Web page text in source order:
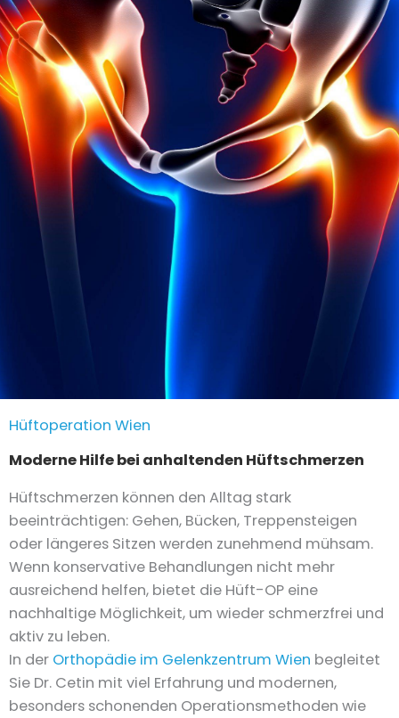
Hüftoperation Wien
Moderne Hilfe bei anhaltenden Hüftschmerzen
Hüftschmerzen können den Alltag stark
beeinträchtigen: Gehen, Bücken, Treppensteigen
oder längeres Sitzen werden zunehmend mühsam.
Wenn konservative Behandlungen nicht mehr
ausreichend helfen, bietet die Hüft-OP eine
nachhaltige Möglichkeit, um wieder schmerzfrei und
aktiv zu leben.
In der Orthopädie im Gelenkzentrum Wien begleitet
Sie Dr. Cetin mit viel Erfahrung und modernen,
besonders schonenden Operationsmethoden wie